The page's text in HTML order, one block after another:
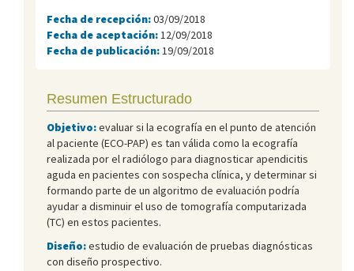
Fecha de recepción:03/09/2018
Fecha de aceptación: 12/09/2018
Fecha de publicación: 19/09/2018
Resumen Estructurado
Objetivo:evaluar si la ecografía en el punto de atención
al paciente (ECO-PAP) es tan válida como la ecografía
realizada por el radiólogo para diagnosticar apendicitis
aguda en pacientes con sospecha clínica, y determinar si
formando parte de un algoritmo de evaluación podría
ayudar a disminuir el uso de tomografía computarizada
(TC) en estos pacientes.
Diseño:estudio de evaluación de pruebas diagnósticas
con diseño prospectivo.